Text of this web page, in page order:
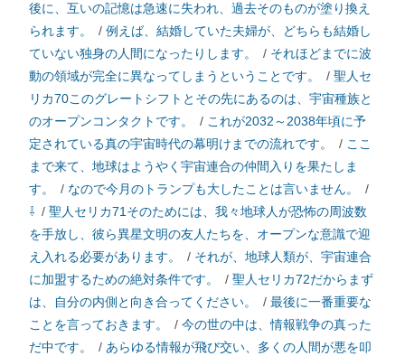
後に、互いの記憶は急速に失われ、過去そのものが塗り換え
られます。
/ 例えば、結婚していた夫婦が、どちらも結婚し
ていない独身の人間になったりします。
/ それほどまでに波
動の領域が完全に異なってしまうということです。
/ 聖人セ
リカ70このグレートシフトとその先にあるのは、宇宙種族と
のオープンコンタクトです。
/ これが2032～2038年頃に予
定されている真の宇宙時代の幕明けまでの流れです。
/ ここ
まで来て、地球はようやく宇宙連合の仲間入りを果たしま
す。
/ なので今月のトランプも大したことは言いません。
/
⇩ / 聖人セリカ71そのためには、我々地球人が恐怖の周波数
を手放し、彼ら異星文明の友人たちを、オープンな意識で迎
え入れる必要があります。
/ それが、地球人類が、宇宙連合
に加盟するための絶対条件です。
/ 聖人セリカ72だからまず
は、自分の内側と向き合ってください。
/ 最後に一番重要な
ことを言っておきます。
/ 今の世の中は、情報戦争の真った
だ中です。
/ あらゆる情報が飛び交い、多くの人間が悪を叩